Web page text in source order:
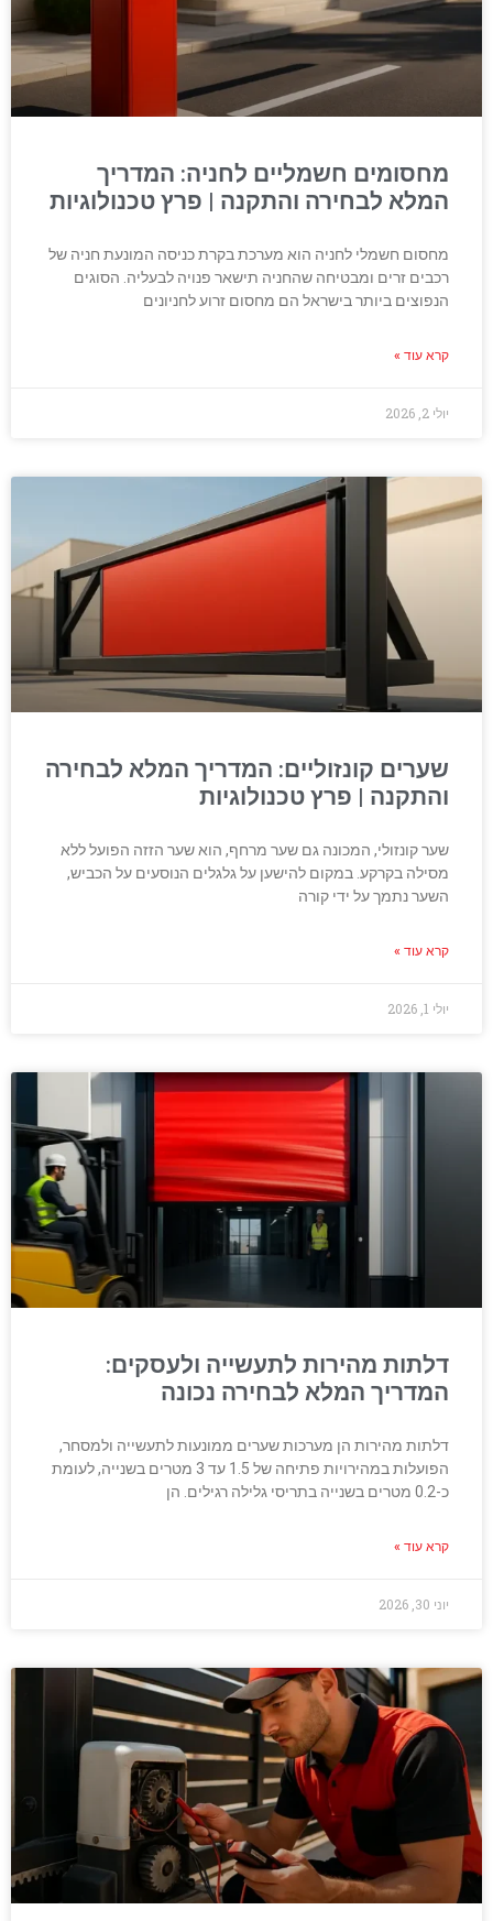
מחסומים חשמליים לחניה: המדריך
המלא לבחירה והתקנה | פרץ טכנולוגיות
מחסום חשמלי לחניה הוא מערכת בקרת כניסה המונעת חניה של
רכבים זרים ומבטיחה שהחניה תישאר פנויה לבעליה. הסוגים
הנפוצים ביותר בישראל הם מחסום זרוע לחניונים
קרא עוד »
יולי 2, 2026
שערים קונזוליים: המדריך המלא לבחירה
והתקנה | פרץ טכנולוגיות
שער קונזולי, המכונה גם שער מרחף, הוא שער הזזה הפועל ללא
מסילה בקרקע. במקום להישען על גלגלים הנוסעים על הכביש,
השער נתמך על ידי קורה
קרא עוד »
יולי 1, 2026
דלתות מהירות לתעשייה ולעסקים:
המדריך המלא לבחירה נכונה
דלתות מהירות הן מערכות שערים ממונעות לתעשייה ולמסחר,
הפועלות במהירויות פתיחה של 1.5 עד 3 מטרים בשנייה, לעומת
כ-0.2 מטרים בשנייה בתריסי גלילה רגילים. הן
קרא עוד »
יוני 30, 2026